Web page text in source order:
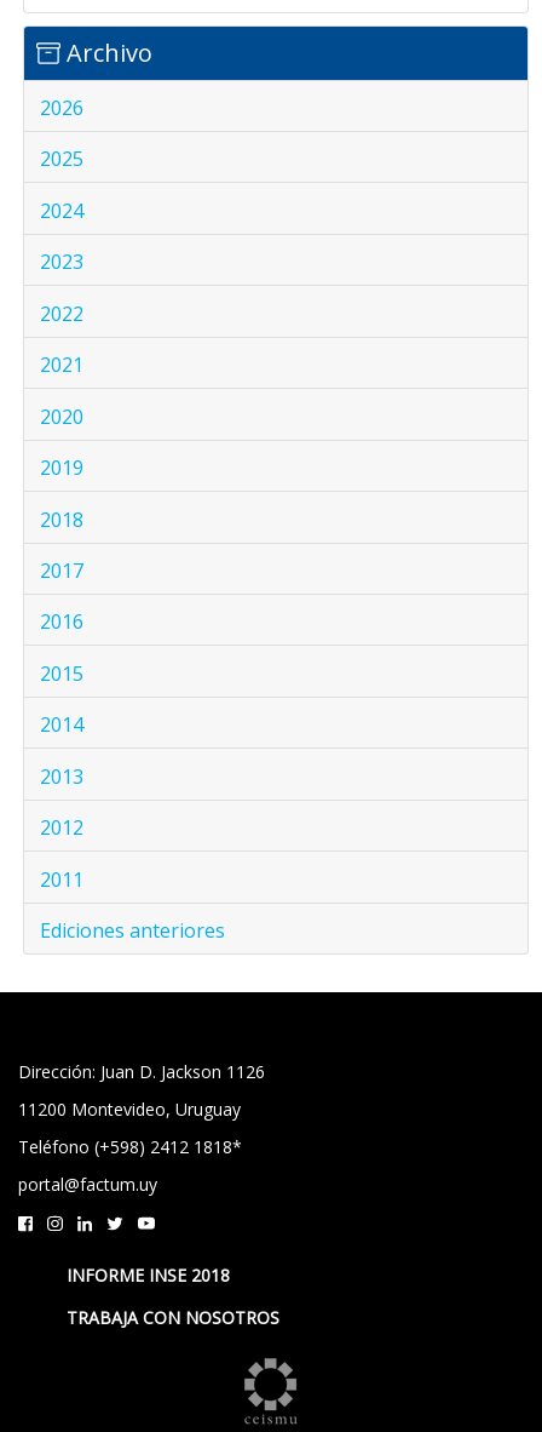
Archivo
2026
2025
2024
2023
2022
2021
2020
2019
2018
2017
2016
2015
2014
2013
2012
2011
Ediciones anteriores
Dirección: Juan D. Jackson 1126
11200 Montevideo, Uruguay
Teléfono (+598) 2412 1818*
portal@factum.uy
INFORME INSE 2018
TRABAJA CON NOSOTROS